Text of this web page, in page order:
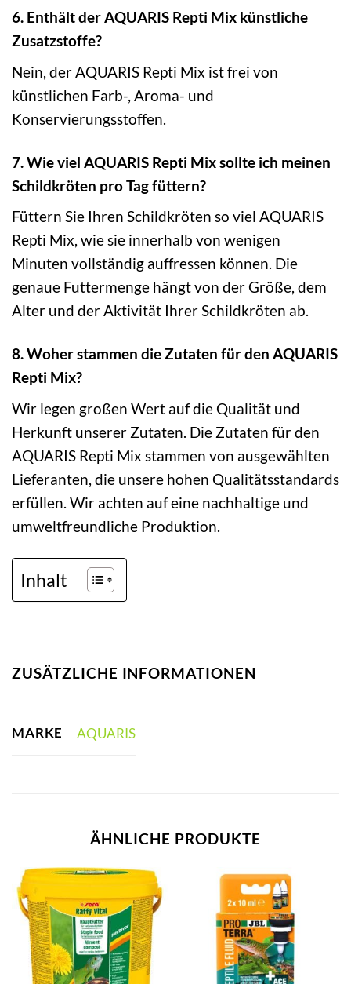
6. Enthält der AQUARIS Repti Mix künstliche
Zusatzstoffe?
Nein, der AQUARIS Repti Mix ist frei von
künstlichen Farb-, Aroma- und
Konservierungsstoffen.
7. Wie viel AQUARIS Repti Mix sollte ich meinen
Schildkröten pro Tag füttern?
Füttern Sie Ihren Schildkröten so viel AQUARIS
Repti Mix, wie sie innerhalb von wenigen
Minuten vollständig auffressen können. Die
genaue Futtermenge hängt von der Größe, dem
Alter und der Aktivität Ihrer Schildkröten ab.
8. Woher stammen die Zutaten für den AQUARIS
Repti Mix?
Wir legen großen Wert auf die Qualität und
Herkunft unserer Zutaten. Die Zutaten für den
AQUARIS Repti Mix stammen von ausgewählten
Lieferanten, die unsere hohen Qualitätsstandards
erfüllen. Wir achten auf eine nachhaltige und
umweltfreundliche Produktion.
Inhalt
ZUSÄTZLICHE INFORMATIONEN
MARKE AQUARIS
ÄHNLICHE PRODUKTE